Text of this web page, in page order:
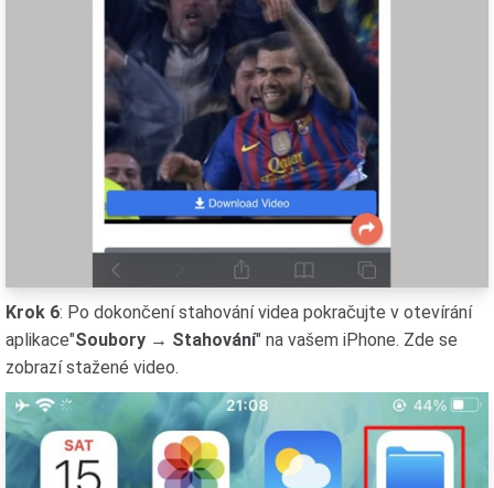
Krok 6: Po dokončení stahování videa pokračujte v otevírání
aplikace"Soubory → Stahování" na vašem iPhone. Zde se
zobrazí stažené video.